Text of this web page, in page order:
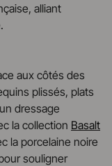
alliant
aux côtés des
plissés, plats
dressage
la collection Basalt
la porcelaine noire
souligner